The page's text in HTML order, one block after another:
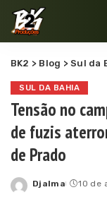
BK2 > Blog >Sul da
SUL DA BAHIA
Tensão no
de fuzis
de Prado
Posted
Djalma 10 de